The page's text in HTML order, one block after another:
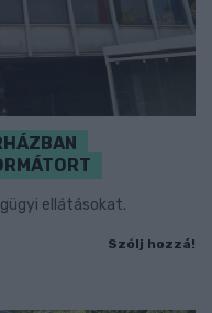
ellátásokat.
Szólj hozzá!